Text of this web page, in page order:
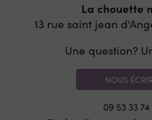
La chouette
13 rue saint jean
Une question?
NOUS
09 53 33 74